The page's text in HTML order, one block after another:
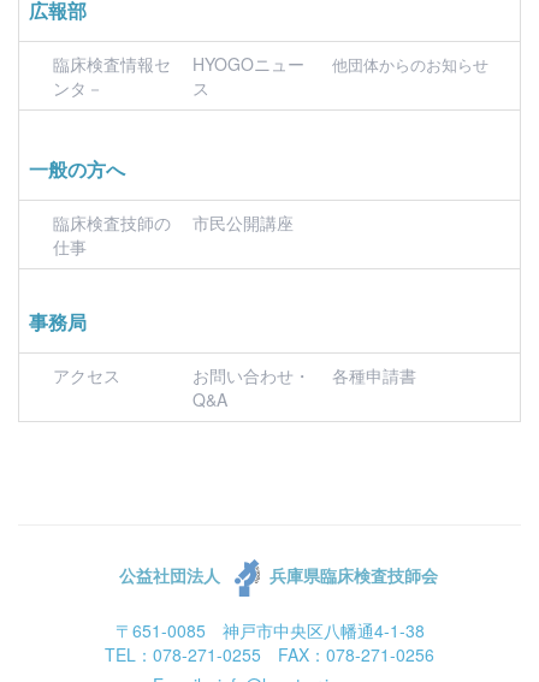
広報部
臨床検査情報セ
ンタ－
HYOGOニュー
ス
他団体からのお知らせ
一般の方へ
臨床検査技師の
仕事
市民公開講座
事務局
アクセス
お問い合わせ・
Q&A
各種申請書
公益社団法人 兵庫県臨床検査技師会
〒651-0085 神戸市中央区八幡通4-1-38
TEL：078-271-0255 FAX：078-271-0256